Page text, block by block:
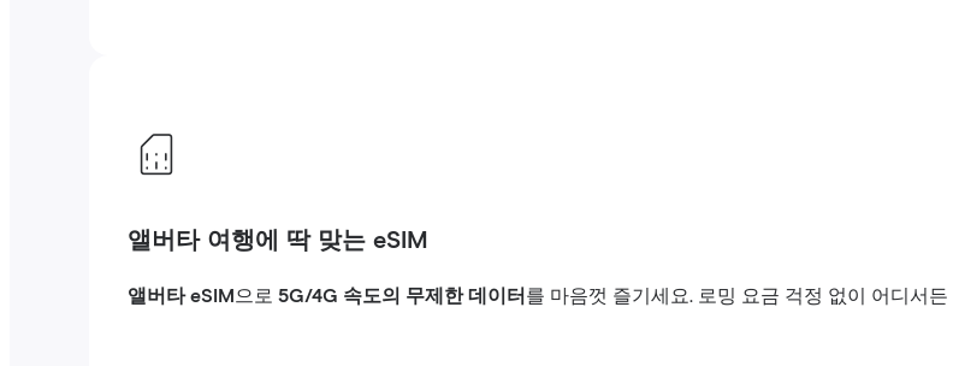
앨버타 여행에 딱 맞는 eSIM
앨버타 eSIM 으로5G/4G 속도의 무제한 데이터 를 마음껏 즐기세요. 로밍 요금 걱정 없이 어디서든